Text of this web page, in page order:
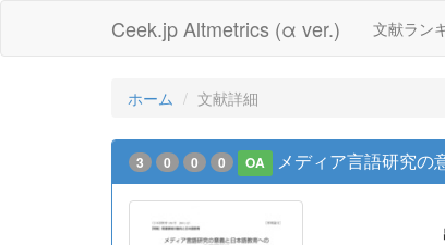
Ceek.jp Altmetrics (α ver.) 文献ラン
ホーム 文献詳細
3 0 0 0 OA メディア言語研究の